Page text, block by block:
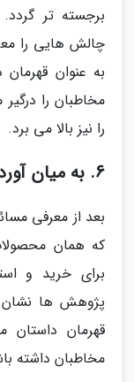
برجسته تر
چالش هایی را
به عنوان
مخاطبان را
را نیز بالا می برد.
6. به میان آوردن قهرمان
بعد از معرفی
که همان
برای خرید و
پژوهش ها نشان
قهرمان داستان
مخاطبان داشته